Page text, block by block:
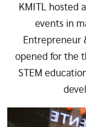
KMITL hosted
events in
Entrepreneur
opened for the
STEM